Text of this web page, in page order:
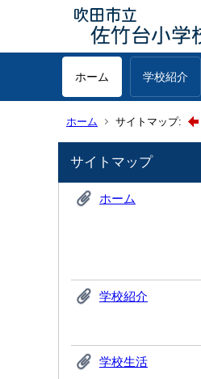
ホーム 学校紹介
ホーム サイトマップ:
サイトマップ
ホーム
学校紹介
学校生活